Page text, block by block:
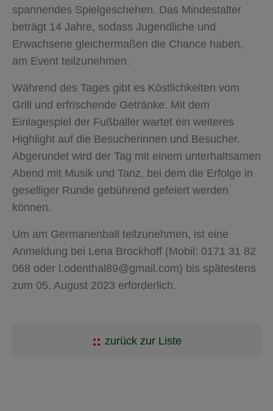
spannendes Spielgeschehen. Das Mindestalter
beträgt 14 Jahre, sodass Jugendliche und
Erwachsene gleichermaßen die Chance haben,
am Event teilzunehmen.
Während des Tages gibt es Köstlichkeiten vom
Grill und erfrischende Getränke. Mit dem
Einlagespiel der Fußballer wartet ein weiteres
Highlight auf die Besucherinnen und Besucher.
Abgerundet wird der Tag mit einem unterhaltsamen
Abend mit Musik und Tanz, bei dem die Erfolge in
geselliger Runde gebührend gefeiert werden
können.
Um am Germanenball teilzunehmen, ist eine
Anmeldung bei Lena Brockhoff (Mobil: 0171 31 82
068 oder l.odenthal89@gmail.com) bis spätestens
zum 05. August 2023 erforderlich.
zurück zur Liste